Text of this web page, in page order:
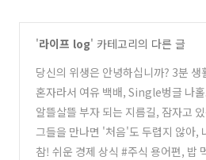
'라이프 log' 카테고리의 다른 글
당신의 위생은 안녕하십니까? 3분 생
균올킬법
(0)
혼자라서 여유 백배, Single벙글 나
시대
(0)
알뜰살뜰 부자 되는 지름길, 잠자고
깨워라
(0)
그들을 만나면 '처음'도 두렵지 않아,
파트너 '멘토링' (0)
참! 쉬운 경제 상식 #주식 용어편, 밥